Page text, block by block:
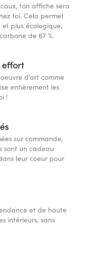
ton affiche sera
toi. Cela permet
plus écologique,
de 67 %.
effort
d’art comme
entièrement les
!
sur commande,
sont un cadeau
leur coeur pour
et de haute
intérieurs, sans